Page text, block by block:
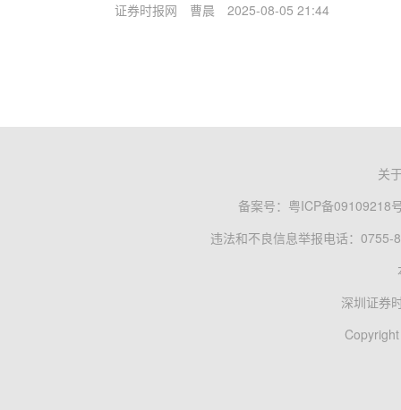
证券时报网 曹晨 2025-08-05 21:44
关
备案号： 粤ICP备09109218
违法和不良信息举报电话：0755-
深圳证券